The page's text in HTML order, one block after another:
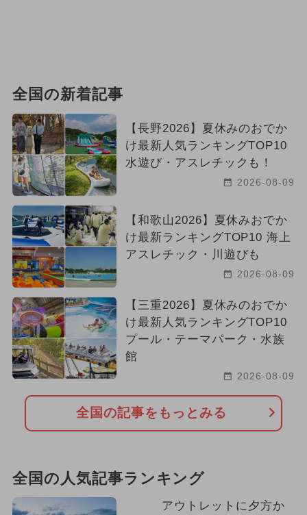
全国の新着記事
【長野2026】夏休みのおでか
け最新人気ランキングTOP10
水遊び・アスレチックも！
2026-08-09
【和歌山2026】夏休みおでか
け最新ランキングTOP10 海上
アスレチック・川遊びも
2026-08-09
【三重2026】夏休みのおでか
け最新人気ランキングTOP10
プール・テーマパーク・水族
館
2026-08-09
全国の記事をもっとみる
全国の人気記事ランキング
アウトレットに夕方か